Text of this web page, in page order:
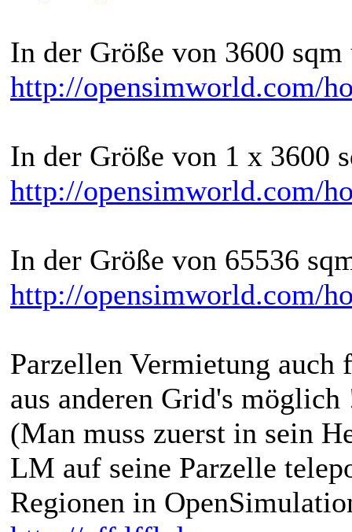
In der Größe von 3600
http://opensimworld.com/
In der Größe von 1 x 3600
http://opensimworld.com/
In der Größe von 65536
http://opensimworld.com/
Parzellen Vermietung auch
aus anderen Grid's möglich
(Man muss zuerst in sein
LM auf seine Parzelle
Regionen in